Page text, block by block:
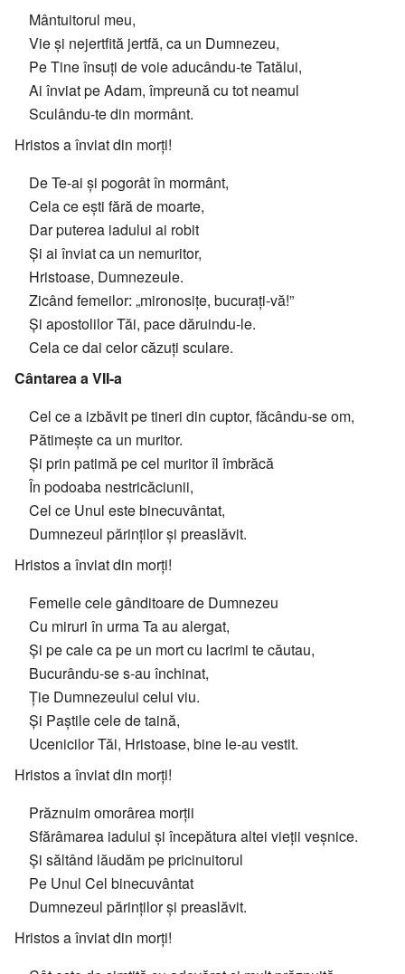
Mântuitorul meu,
Vie și nejertfită jertfă, ca un Dumnezeu,
Pe Tine însuți de voie aducându-te Tatălui,
Ai înviat pe Adam, împreună cu tot neamul
Sculându-te din mormânt.
Hristos a înviat din morți!
De Te-ai și pogorât în mormânt,
Cela ce ești fără de moarte,
Dar puterea iadului ai robit
Și ai înviat ca un nemuritor,
Hristoase, Dumnezeule.
Zicând femeilor: „mironosițe, bucurați-vă!”
Și apostolilor Tăi, pace dăruindu-le.
Cela ce dai celor căzuți sculare.
Cântarea a VII-a
Cel ce a izbăvit pe tineri din cuptor, făcându-se om,
Pătimește ca un muritor.
Și prin patimă pe cel muritor îl îmbrăcă
În podoaba nestricăciunii,
Cel ce Unul este binecuvântat,
Dumnezeul părinților și preaslăvit.
Hristos a înviat din morți!
Femeile cele gânditoare de Dumnezeu
Cu miruri în urma Ta au alergat,
Și pe cale ca pe un mort cu lacrimi te căutau,
Bucurându-se s-au închinat,
Ție Dumnezeului celui viu.
Și Paștile cele de taină,
Ucenicilor Tăi, Hristoase, bine le-au vestit.
Hristos a înviat din morți!
Prăznuim omorârea morții
Sfărâmarea iadului și începătura altei vieții veșnice.
Și săltând lăudăm pe pricinuitorul
Pe Unul Cel binecuvântat
Dumnezeul părinților și preaslăvit.
Hristos a înviat din morți!